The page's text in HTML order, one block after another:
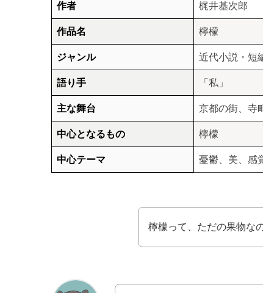
作者 梶井基次郎
作品名 檸檬
ジャンル 近代小説・短
語り手 「私」
主な舞台 京都の街、寺
中心となるもの 檸檬
中心テーマ 憂鬱、美、感
檸檬って、ただの果物な